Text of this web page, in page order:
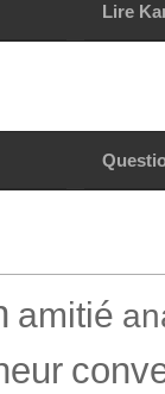
Lire
amitié